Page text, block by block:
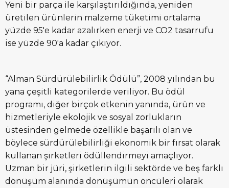
Yeni bir parça ile karşılaştırıldığında, yeniden
üretilen ürünlerin malzeme tüketimi ortalama
yüzde 95'e kadar azalırken enerji ve CO2 tasarrufu
ise yüzde 90'a kadar çıkıyor.
“Alman Sürdürülebilirlik Ödülü”, 2008 yılından bu
yana çeşitli kategorilerde veriliyor. Bu ödül
programı, diğer birçok etkenin yanında, ürün ve
hizmetleriyle ekolojik ve sosyal zorlukların
üstesinden gelmede özellikle başarılı olan ve
böylece sürdürülebilirliği ekonomik bir fırsat olarak
kullanan şirketleri ödüllendirmeyi amaçlıyor.
Uzman bir jüri, şirketlerin ilgili sektörde ve beş farklı
dönüşüm alanında dönüşümün öncüleri olarak